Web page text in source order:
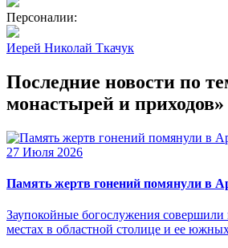
Персоналии:
Иерей Николай Ткачук
Последние новости по
монастырей и приходов»
27 Июля 2026
Память жертв гонений помянули в
Заупокойные богослужения
местах в областной столице и ее